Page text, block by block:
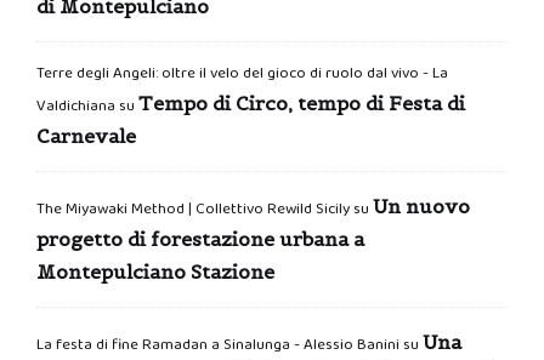
di Montepulciano
Terre degli Angeli: oltre il velo del gioco di ruolo dal vivo - La
Valdichiana su Tempo di Circo, tempo di Festa di
Carnevale
The Miyawaki Method | Collettivo Rewild Sicilysu Un nuovo
progetto di forestazione urbana a
Montepulciano Stazione
La festa di fine Ramadan a Sinalunga - Alessio Banini su Una